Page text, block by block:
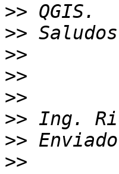
>>
>>
>>
>>
>>
>>
>>
>>